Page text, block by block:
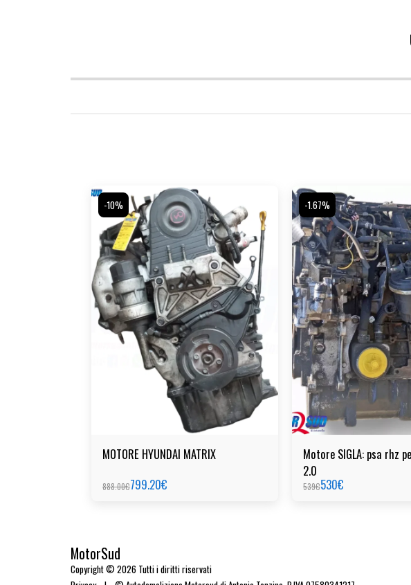
-10%
MOTORE HYUNDAI MATRIX
888.00€799.20€
-1.67%
Motore SIGLA: psa rhz
2.0
539€530€
MotorSud
Copyright © 2026 Tutti i diritti riservati